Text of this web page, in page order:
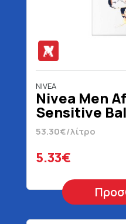
NIVEA
Nivea Men
Sensitive
53.30€/λίτρο
5.33€